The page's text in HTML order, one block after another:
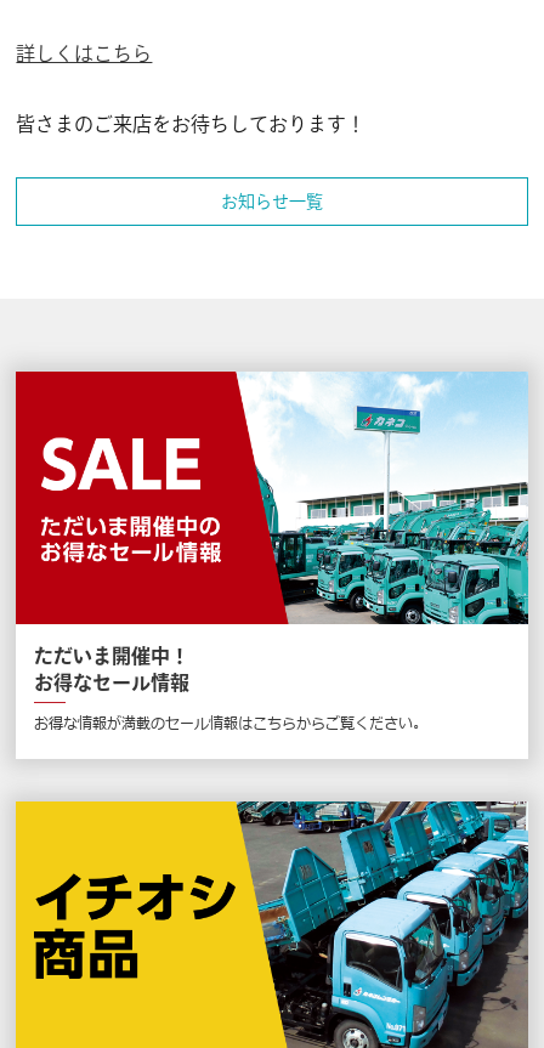
詳しくはこちら
皆さまのご来店をお待ちしております！
お知らせ一覧
ただいま開催中！
お得なセール情報
お得な情報が満載のセール情報はこちらからご覧ください。